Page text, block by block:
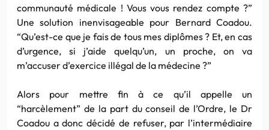
communauté médicale ! Vous vous rendez compte ?”
Une solution inenvisageable pour Bernard Coadou.
“Qu’est-ce que je fais de tous mes diplômes ? Et, en cas
d’urgence, si j’aide quelqu’un, un proche, on va
m’accuser d’exercice illégal de la médecine ?”
Alors pour mettre fin à ce qu’il appelle un
“harcèlement” de la part du conseil de l’Ordre, le Dr
Coadou a donc décidé de refuser, par l’intermédiaire